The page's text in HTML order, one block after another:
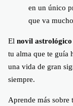
en un único
que va
El novil astrológico
tu alma que te guía
una vida de gran
siempre.
Aprende más